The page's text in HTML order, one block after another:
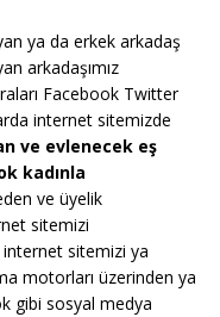
ya da erkek arkadaş
arkadaşımız
Facebook Twitter
internet sitemizde
ve evlenecek eş
kadınla
ve üyelik
sitemizi
sitemizi ya
motorları üzerinden ya
gibi sosyal medya